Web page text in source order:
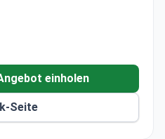
über 6.000 Operationen
Knife ICON, CyberKnife,
MRT.
Kinder, verfügt über
Luxussuiten.
ISO 50001 zertifiziert
einholen
Seite